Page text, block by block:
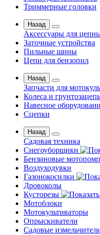
Триммерные головки
Назад
Аксессуары для
Заточные устройства
Пильные шины
Цепи для бензопил
Назад
Запчасти для
Колеса и
Навесное
Сцепки
Назад
Садовая техника
Снегоуборщики
Бензиновые
Воздуходувки
Газонокосилки
Дровоколы
Кусторезы
Мотоблоки
Мотокультиваторы
Опрыскиватели
Садовые